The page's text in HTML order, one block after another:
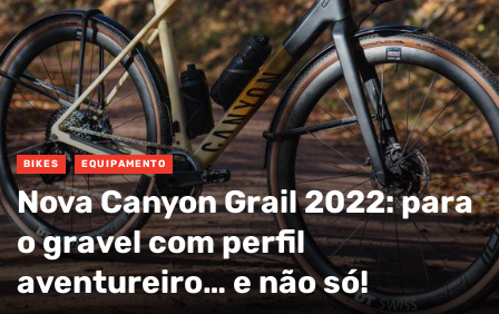
BIKES EQUIPAMENTO
Nova Canyon Grail 2022: para
o gravel com perfil
aventureiro… e não só!